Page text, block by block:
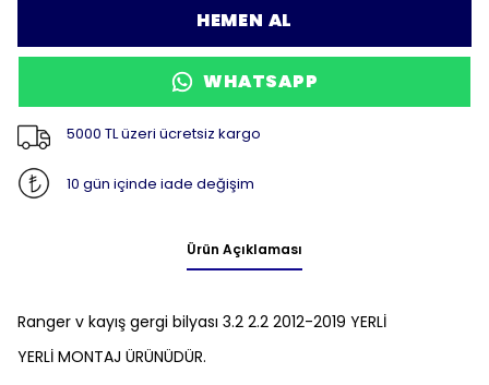
HEMEN AL
WHATSAPP
5000 TL üzeri ücretsiz kargo
10 gün içinde iade değişim
Ürün Açıklaması
Ranger v kayış gergi bilyası 3.2 2.2 2012-2019 YERLİ
YERLİ MONTAJ ÜRÜNÜDÜR.